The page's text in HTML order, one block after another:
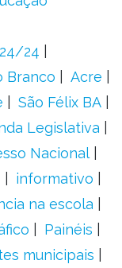
24
Branco
Acre
São Félix BA
Legislativa
Nacional
informativo
na escola
Painéis
municipais